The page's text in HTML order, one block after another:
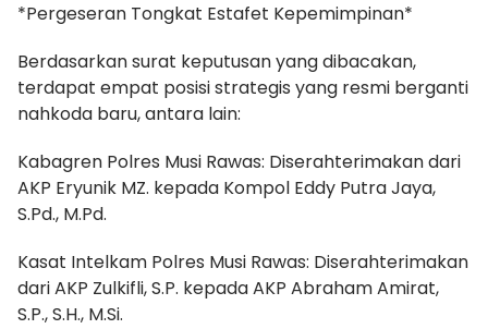
*Pergeseran Tongkat Estafet Kepemimpinan*
Berdasarkan surat keputusan yang dibacakan,
terdapat empat posisi strategis yang resmi berganti
nahkoda baru, antara lain:
Kabagren Polres Musi Rawas: Diserahterimakan dari
AKP Eryunik MZ. kepada Kompol Eddy Putra Jaya,
S.Pd., M.Pd.
Kasat Intelkam Polres Musi Rawas: Diserahterimakan
dari AKP Zulkifli, S.P. kepada AKP Abraham Amirat,
S.P., S.H., M.Si.